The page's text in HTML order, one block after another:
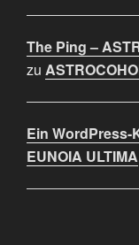
The Ping –
zu
Ein WordPress-
EUNOIA ULTIMA